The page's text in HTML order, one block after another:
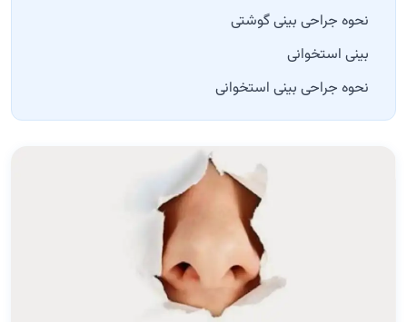
نحوه جراحی بینی گوشتی
بینی استخوانی
نحوه جراحی بینی استخوانی